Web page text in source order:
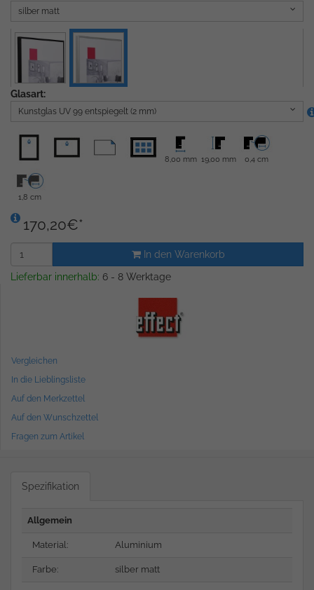
silber matt
Glasart:
Kunstglas UV 99 entspiegelt (2 mm)
8,00 mm 19,00 mm 0,4 cm
1,8 cm
170,20€*
In den Warenkorb
Lieferbar innerhalb: 6 - 8 Werktage
Vergleichen
In die Lieblingsliste
Auf den Merkzettel
Auf den Wunschzettel
Fragen zum Artikel
Spezifikation
Allgemein
Material: Aluminium
Farbe: silber matt